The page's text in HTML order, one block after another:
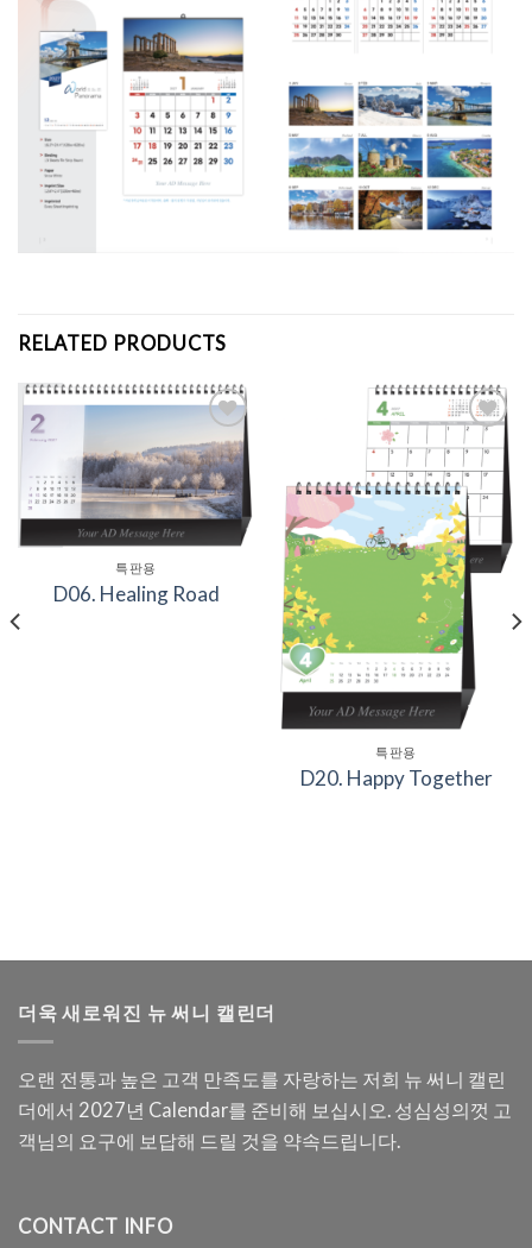
RELATED PRODUCTS
Add to
Wishlist
특판용
D06. Healing Road
Add to
Wishlist
특판용
D20. Happy Together
더욱 새로워진 뉴 써니 캘린더
오랜 전통과 높은 고객 만족도를 자랑하는 저희 뉴 써니 캘린
더에서 2027년 Calendar를 준비해 보십시오. 성심성의껏 고
객님의 요구에 보답해 드릴 것을 약속드립니다.
CONTACT INFO